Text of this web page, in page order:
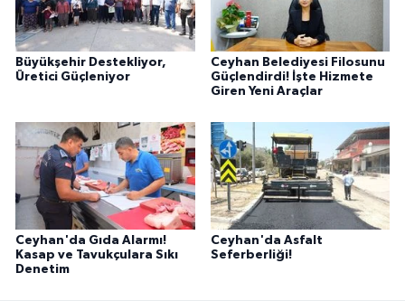
Büyükşehir Destekliyor,
Üretici Güçleniyor
Ceyhan Belediyesi Filosunu
Güçlendirdi! İşte Hizmete
Giren Yeni Araçlar
Ceyhan'da Gıda Alarmı!
Kasap ve Tavukçulara Sıkı
Denetim
Ceyhan'da Asfalt
Seferberliği!